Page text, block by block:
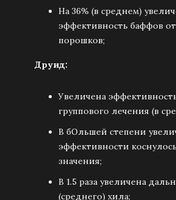
На 36% (в среднем)
эффективность баффов
порошков;
Друид:
Увеличена
группового лечения (в
В бОльшей степени
эффективности
значения;
В 1.5 раза увеличена
(среднего) хила;